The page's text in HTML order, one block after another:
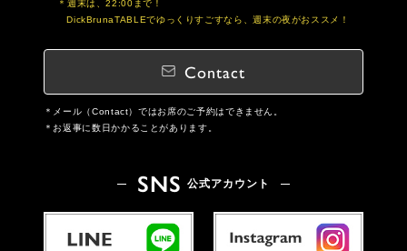
週末は、22:00まで！
DickBrunaTABLEでゆっくりすごすなら、週末の夜がおススメ！
Contact
メール（Contact）ではお席のご予約はできません。
お返事に数日かかることがあります。
SNS 公式アカウント